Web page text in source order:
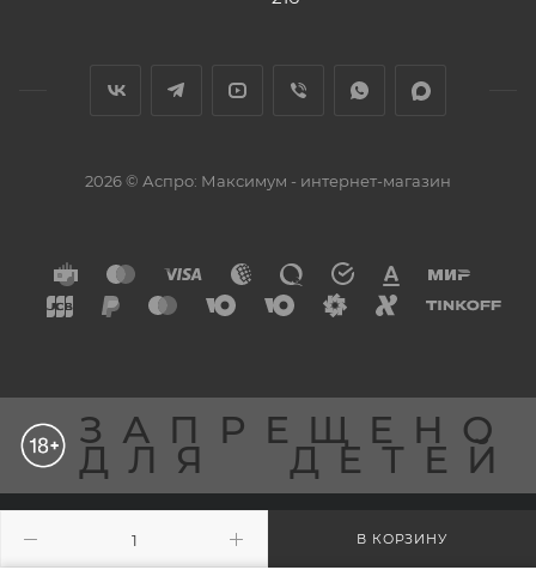
В КОРЗИНУ
2026 © Аспро: Максимум - интернет-магазин
ЗАПРЕЩЕНО
ДЛЯ ДЕТЕЙ